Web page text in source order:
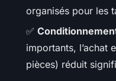
organisés pour les
✅
importants, l’achat
pièces) réduit